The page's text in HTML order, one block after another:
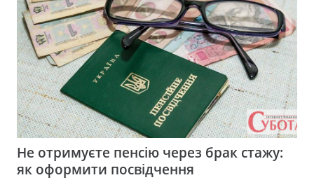
Не отримуєте пенсію через брак стажу:
як оформити посвідчення